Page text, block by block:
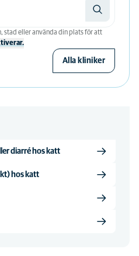
stad eller använda din plats för att
Alla kliniker
diarré hos katt
hos katt